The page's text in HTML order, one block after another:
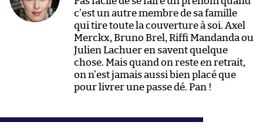
c’est un autre membre de sa famille
qui tire toute la couverture à soi. Axel
Merckx, Bruno Brel, Riffi Mandanda ou
Julien Lachuer en savent quelque
chose. Mais quand on reste en retrait,
on n’est jamais aussi bien placé que
pour livrer une passe dé. Pan !